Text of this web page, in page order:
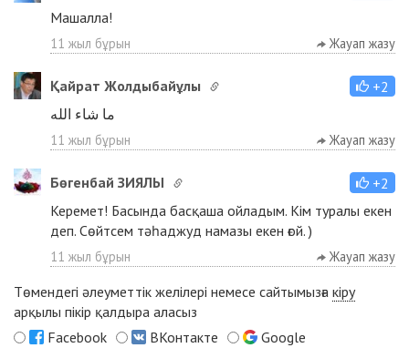
Машалла!
11 жыл бұрын Жауап жазу
Қайрат Жолдыбайұлы
+2
ما شاء الله
11 жыл бұрын Жауап жазу
Бөгенбай ЗИЯЛЫ
+2
Керемет! Басында басқаша ойладым. Кім туралы екен
деп. Сөйтсем тәһаджуд намазы екен ғой. )
11 жыл бұрын Жауап жазу
Төмендегі әлеуметтік желілері немесе сайтымызға кіру
арқылы пікір қалдыра аласыз
Facebook
ВКонтакте
Google